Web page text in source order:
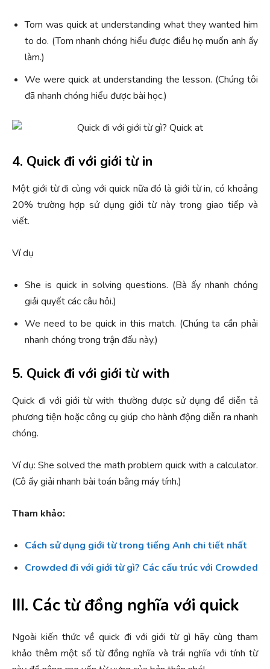
Tom was quick at understanding what they wanted him
to do. (Tom nhanh chóng hiểu được điều họ muốn anh ấy
làm.)
We were quick at understanding the lesson. (Chúng tôi
đã nhanh chóng hiểu được bài học.)
4. Quick đi với giới từ in
Một giới từ đi cùng với quick nữa đó là giới từ in, có khoảng
20% trường hợp sử dụng giới từ này trong giao tiếp và
viết.
Ví dụ
She is quick in solving questions. (Bà ấy nhanh chóng
giải quyết các câu hỏi.)
We need to be quick in this match. (Chúng ta cần phải
nhanh chóng trong trận đấu này.)
5. Quick đi với giới từ with
Quick đi với giới từ with thường được sử dụng để diễn tả
phương tiện hoặc công cụ giúp cho hành động diễn ra nhanh
chóng.
Ví dụ: She solved the math problem quick with a calculator.
(Cô ấy giải nhanh bài toán bằng máy tính.)
Tham khảo:
Cách sử dụng giới từ trong tiếng Anh chi tiết nhất
Crowded đi với giới từ gì? Các cấu trúc với Crowded
III. Các từ đồng nghĩa với quick
Ngoài kiến thức về quick đi với giới từ gì hãy cùng tham
khảo thêm một số từ đồng nghĩa và trái nghĩa với tính từ